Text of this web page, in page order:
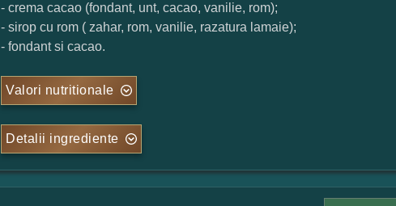
- crema cacao (fondant, unt, cacao, vanilie, rom);
- sirop cu rom ( zahar, rom, vanilie, razatura lamaie);
- fondant si cacao.
Valori nutritionale
Detalii ingrediente